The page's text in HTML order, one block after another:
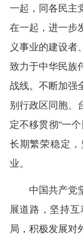
一起，同各民主
在一起，进一步
义事业的建设者
致力于中华民族
战线。不断加强
别行政区同胞、
定不移贯彻“一
长期繁荣稳定
业。
中国共产党
展道路，坚持
局，积极发展对